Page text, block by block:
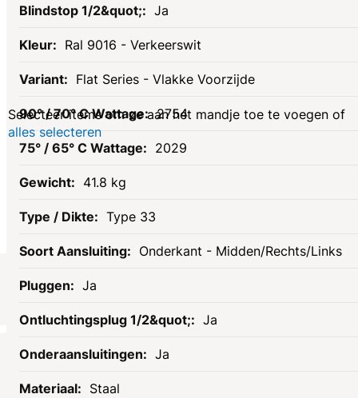
Ja
Ral 9016 - Verkeerswit
Flat Series - Vlakke Voorzijde
2754
2029
41.8 kg
Type 33
Onderkant - Midden/Rechts/Links
Ja
Ja
Ja
Staal
Gerelateerde
producten
Selecteer items om ze aan het mandje toe te voegen of
alles selecteren